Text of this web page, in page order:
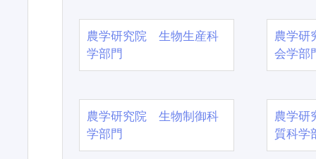
農学研究院 生物生産科
学部門
農学
会学部
農学研究院 生物制御科
学部門
農学
質科学